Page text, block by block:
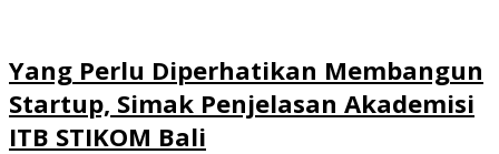
Yang Perlu Diperhatikan Membangun
Startup, Simak Penjelasan Akademisi
ITB STIKOM Bali